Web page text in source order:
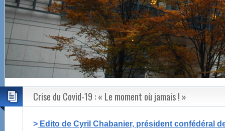
Crise du Covid-19 : « Le moment où jamais ! »
> Edito de Cyril Chabanier, président confédéral